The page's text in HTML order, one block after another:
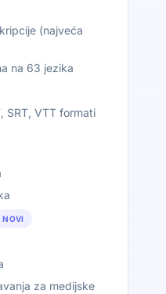
(najveća
na 63 jezika
SRT, VTT formati
NOVI
za medijske